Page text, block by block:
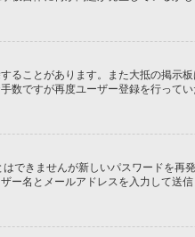
ることがあります。また大抵の掲
数ですが再度ユーザー登録を行って
できませんが新しいパスワードを
ー名とメールアドレスを入力して送